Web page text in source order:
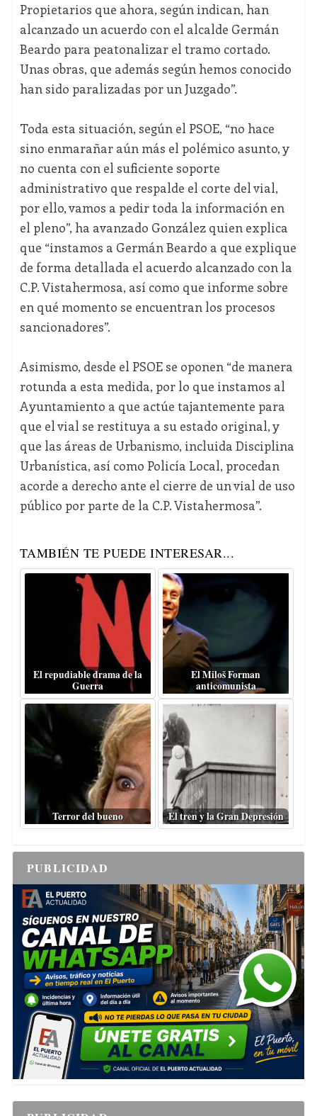
Propietarios que ahora, según indican, han
alcanzado un acuerdo con el alcalde Germán
Beardo para peatonalizar el tramo cortado.
Unas obras, que además según hemos conocido
han sido paralizadas por un Juzgado”.
Toda esta situación, según el PSOE, “no hace
sino enmarañar aún más el polémico asunto, y
no cuenta con el suficiente soporte
administrativo que respalde el corte del vial,
por ello, vamos a pedir toda la información en
el pleno”, ha avanzado González quien explica
que “instamos a Germán Beardo a que explique
de forma detallada el acuerdo alcanzado con la
C.P. Vistahermosa, así como que informe sobre
en qué momento se encuentran los procesos
sancionadores”.
Asimismo, desde el PSOE se oponen “de manera
rotunda a esta medida, por lo que instamos al
Ayuntamiento a que actúe tajantemente para
que el vial se restituya a su estado original, y
que las áreas de Urbanismo, incluida Disciplina
Urbanística, así como Policía Local, procedan
acorde a derecho ante el cierre de un vial de uso
público por parte de la C.P. Vistahermosa”.
TAMBIÉN TE PUEDE INTERESAR...
El repudiable drama de la
Guerra
El Miloš Forman
anticomunista
Terror del bueno El tren y la Gran Depresión
PUBLICIDAD